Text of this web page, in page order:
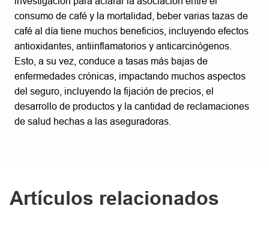
consumo de café y la mortalidad, beber varias tazas de
café al día tiene muchos beneficios, incluyendo efectos
antioxidantes, antiinflamatorios y anticarcinógenos.
Esto, a su vez, conduce a tasas más bajas de
enfermedades crónicas, impactando muchos aspectos
del seguro, incluyendo la fijación de precios, el
desarrollo de productos y la cantidad de reclamaciones
de salud hechas a las aseguradoras.
Artículos relacionados